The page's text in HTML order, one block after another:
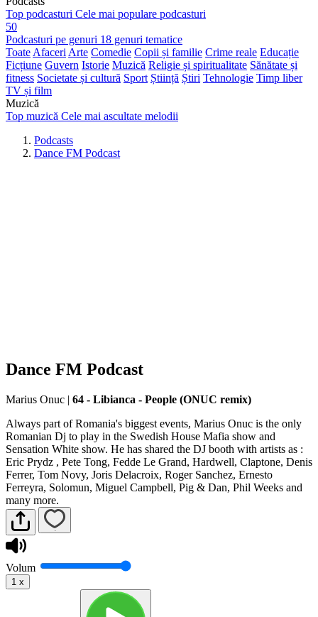
Top podcasturi Cele mai populare podcasturi
50
Podcasturi pe genuri 18 genuri tematice
Toate Afaceri Arte Comedie Copii și familie Crime reale Educație
Ficțiune Guvern Istorie Muzică Religie și spiritualitate Sănătate și
fitness Societate și cultură Sport Știință Știri Tehnologie Timp liber
TV și film
Muzică
Top muzică Cele mai ascultate melodii
Podcasts
Dance FM Podcast
Dance FM Podcast
Marius Onuc | 64 - Libianca - People (ONUC remix)
Always part of Romania's biggest events, Marius Onuc is the only
Romanian Dj to play in the Swedish House Mafia show and
Sensation White show. He has shared the DJ booth with artists as :
Eric Prydz , Pete Tong, Fedde Le Grand, Hardwell, Claptone, Denis
Ferrer, Tom Novy, Joris Delacroix, Roger Sanchez, Ernesto
Ferreyra, Solomun, Miguel Campbell, Pig & Dan, Phil Weeks and
many more.
Volum
1 x